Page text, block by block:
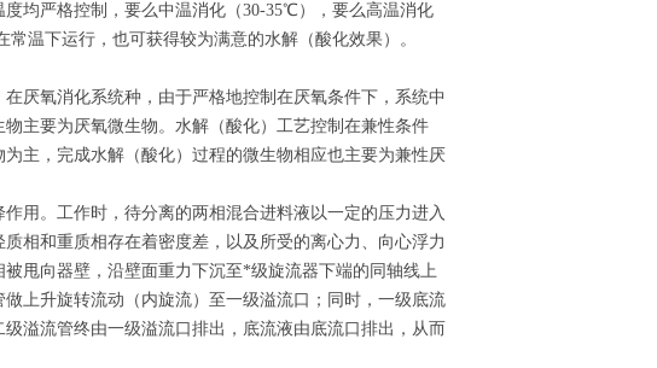
均严格控制，要么中温消化（30-35℃），要么高温消化
温下运行，也可获得较为满意的水解（酸化效果）。
厌氧消化系统种，由于严格地控制在厌氧条件下，系统中
主要为厌氧微生物。水解（酸化）工艺控制在兼性条件
主，完成水解（酸化）过程的微生物相应也主要为兼性厌
用。工作时，待分离的两相混合进料液以一定的压力进入
相和重质相存在着密度差，以及所受的离心力、向心浮力
甩向器壁，沿壁面重力下沉至*级旋流器下端的同轴线上
上升旋转流动（内旋流）至一级溢流口；同时，一级底流
溢流管终由一级溢流口排出，底流液由底流口排出，从而